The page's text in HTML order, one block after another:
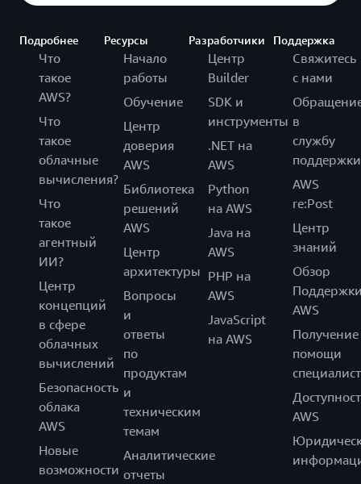
Подробнее
Что
такое
AWS?
Что
такое
облачные
вычисления?
Что
такое
агентный
ИИ?
Центр
концепций
в сфере
облачных
вычислений
Безопасность
облака
AWS
Новые
возможности
Ресурсы
Начало
работы
Обучение
Центр
доверия
AWS
Библиотека
решений
AWS
Центр
архитектуры
Вопросы
и
ответы
по
продуктам
и
техническим
темам
Аналитические
отчеты
Разработчики
Центр
Builder
SDK и
инструменты
.NET на
AWS
Python
на AWS
Java на
AWS
PHP на
AWS
JavaScript
на AWS
Поддержка
Свяжитесь
с нами
в
службу
поддержки
AWS
re:Post
Центр
знаний
Обзор
AWS
Получение
помощи
AWS